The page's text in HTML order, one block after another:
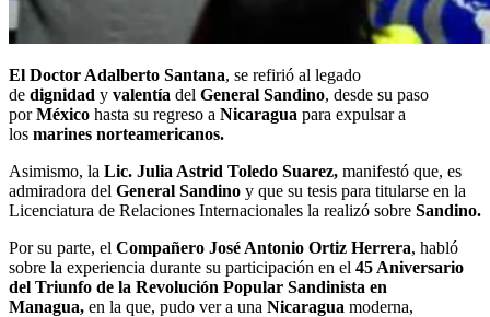
El Doctor Adalberto Santana, se refirió al legado
de dignidad y valentía del General Sandino, desde su paso
porMéxico hasta su regreso a Nicaragua para expulsar a
los marines norteamericanos.
Asimismo, la Lic. Julia Astrid Toledo Suarez, manifestó que, es
admiradora del General Sandino y que su tesis para titularse en la
Licenciatura de Relaciones Internacionales la realizó sobre Sandino.
Por su parte, el Compañero José Antonio Ortiz Herrera, habló
sobre la experiencia durante su participación en el 45 Aniversario
del Triunfo de la Revolución Popular Sandinista en
Managua, en la que, pudo ver a una Nicaragua moderna,